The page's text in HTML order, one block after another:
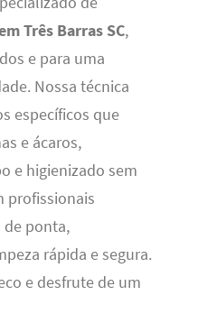
Três Barras SC,
e para uma
Nossa técnica
específicos que
e ácaros,
e higienizado sem
profissionais
de ponta,
rápida e segura.
e desfrute de um